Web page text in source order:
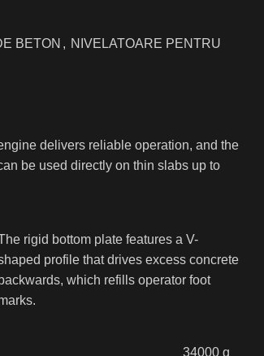
BETON , NIVELATOARE PENTRU
delivers reliable operation, and the
be used directly on thin slabs up to
rigid bottom plate features a V-
profile that drives excess concrete
backwards, which refills operator foot
34000 g